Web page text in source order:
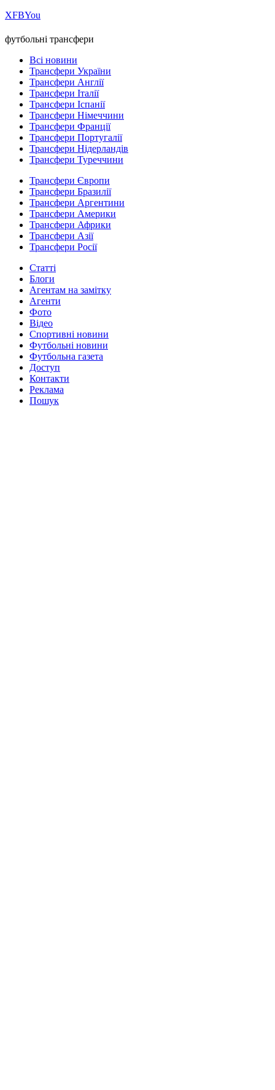
ХFBYou
футбольні трансфери
Всі новини
Трансфери України
Трансфери Англії
Трансфери Італії
Трансфери Іспанії
Трансфери Німеччини
Трансфери Франції
Трансфери Португалії
Трансфери Нідерландів
Трансфери Туреччини
Трансфери Європи
Трансфери Бразилії
Трансфери Аргентини
Трансфери Америки
Трансфери Африки
Трансфери Азії
Трансфери Росії
Статті
Блоги
Агентам на замітку
Агенти
Фото
Відео
Спортивні новини
Футбольні новини
Футбольна газета
Доступ
Контакти
Реклама
Пошук